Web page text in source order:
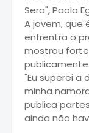
Sera", Paola
A jovem, que
enfrentra o
mostrou
publicamente.
"Eu superei a
minha
publica
ainda não